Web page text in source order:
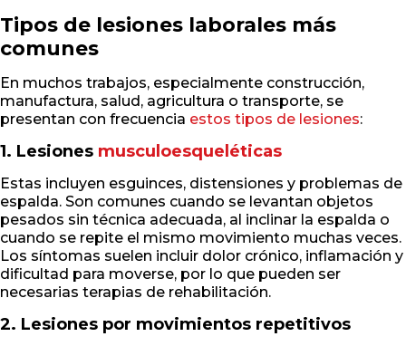
Tipos de lesiones laborales más
comunes
En muchos trabajos, especialmente construcción,
manufactura, salud, agricultura o transporte, se
presentan con frecuencia estos tipos de lesiones:
1. Lesiones musculoesqueléticas
Estas incluyen esguinces, distensiones y problemas de
espalda. Son comunes cuando se levantan objetos
pesados sin técnica adecuada, al inclinar la espalda o
cuando se repite el mismo movimiento muchas veces.
Los síntomas suelen incluir dolor crónico, inflamación y
dificultad para moverse, por lo que pueden ser
necesarias terapias de rehabilitación.
2. Lesiones por movimientos repetitivos